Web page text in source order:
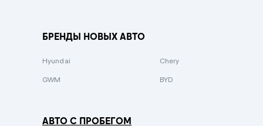
Зеленый металлик
БРЕНДЫ НОВЫХ АВТО
Hyundai Chery
GWM BYD
АВТО С ПРОБЕГОМ